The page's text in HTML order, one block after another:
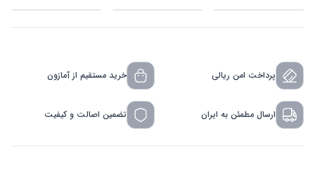
پرداخت امن ریالی خرید مستقیم از آمازون
ارسال مطمئن به ایران تضمین اصالت و کیفیت